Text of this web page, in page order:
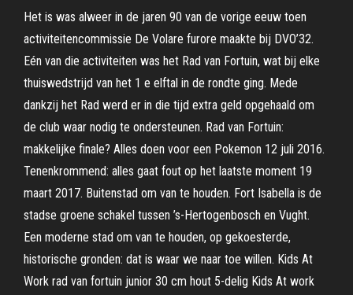
Het is was alweer in de jaren 90 van de vorige eeuw toen
activiteitencommissie De Volare furore maakte bij DVO’32.
Eén van die activiteiten was het Rad van Fortuin, wat bij elke
thuiswedstrijd van het 1 e elftal in de rondte ging. Mede
dankzij het Rad werd er in die tijd extra geld opgehaald om
de club waar nodig te ondersteunen. Rad van Fortuin:
makkelijke finale? Alles doen voor een Pokemon 12 juli 2016.
Tenenkrommend: alles gaat fout op het laatste moment 19
maart 2017. Buitenstad om van te houden. Fort Isabella is de
stadse groene schakel tussen ’s-Hertogenbosch en Vught.
Een moderne stad om van te houden, op gekoesterde,
historische gronden: dat is waar we naar toe willen. Kids At
Work rad van fortuin junior 30 cm hout 5-delig Kids At work